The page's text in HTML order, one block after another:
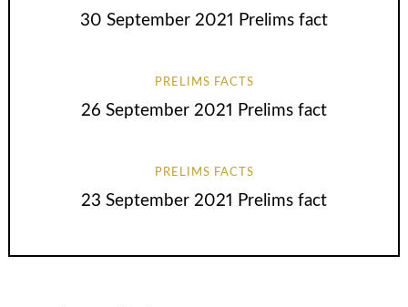
30 September 2021 Prelims fact
PRELIMS FACTS
26 September 2021 Prelims fact
PRELIMS FACTS
23 September 2021 Prelims fact